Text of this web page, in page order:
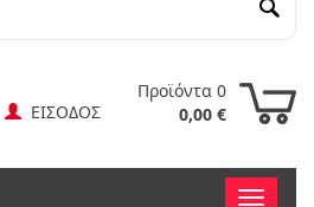
Προϊόντα 0
0,00 €
ΕΙΣΟΔΟΣ
Toggle